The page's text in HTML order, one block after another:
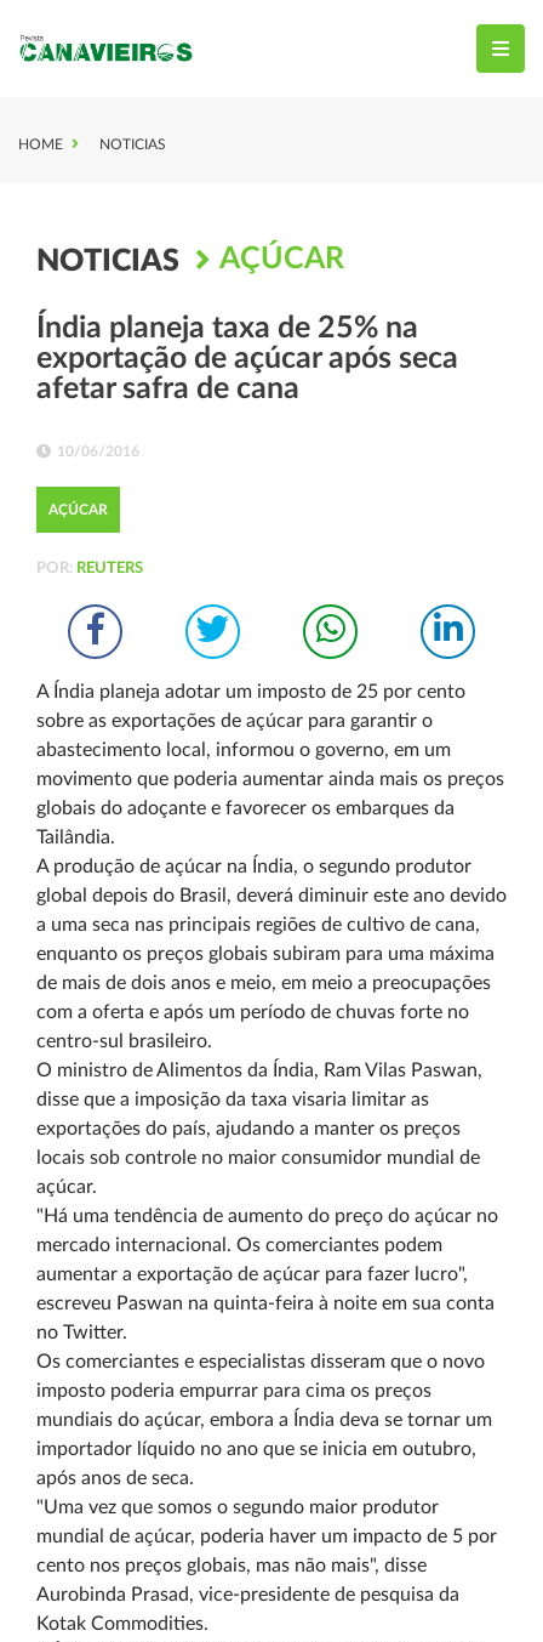
HOME NOTICIAS
NOTICIAS AÇÚCAR
Índia planeja taxa de 25% na
exportação de açúcar após seca
afetar safra de cana
10/06/2016
AÇÚCAR
POR: REUTERS
A Índia planeja adotar um imposto de 25 por cento
sobre as exportações de açúcar para garantir o
abastecimento local, informou o governo, em um
movimento que poderia aumentar ainda mais os preços
globais do adoçante e favorecer os embarques da
Tailândia.
A produção de açúcar na Índia, o segundo produtor
global depois do Brasil, deverá diminuir este ano devido
a uma seca nas principais regiões de cultivo de cana,
enquanto os preços globais subiram para uma máxima
de mais de dois anos e meio, em meio a preocupações
com a oferta e após um período de chuvas forte no
centro-sul brasileiro.
O ministro de Alimentos da Índia, Ram Vilas Paswan,
disse que a imposição da taxa visaria limitar as
exportações do país, ajudando a manter os preços
locais sob controle no maior consumidor mundial de
açúcar.
"Há uma tendência de aumento do preço do açúcar no
mercado internacional. Os comerciantes podem
aumentar a exportação de açúcar para fazer lucro",
escreveu Paswan na quinta-feira à noite em sua conta
no Twitter.
Os comerciantes e especialistas disseram que o novo
imposto poderia empurrar para cima os preços
mundiais do açúcar, embora a Índia deva se tornar um
importador líquido no ano que se inicia em outubro,
após anos de seca.
"Uma vez que somos o segundo maior produtor
mundial de açúcar, poderia haver um impacto de 5 por
cento nos preços globais, mas não mais", disse
Aurobinda Prasad, vice-presidente de pesquisa da
Kotak Commodities.